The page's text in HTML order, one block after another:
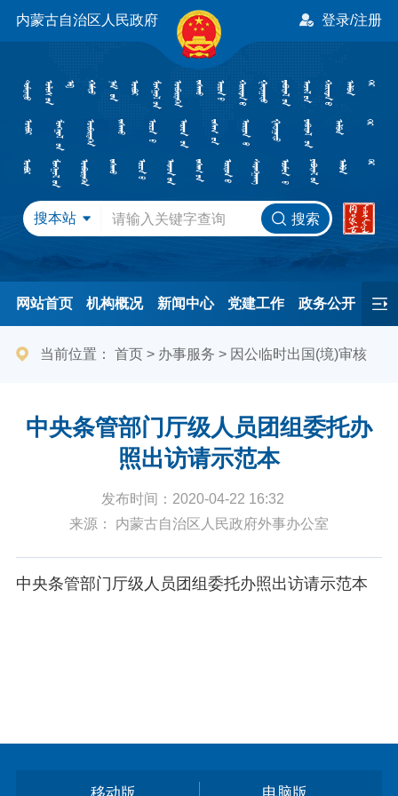
内蒙古自治区人民政府 登录/注册
搜本站 搜索
网站首页 机构概况 新闻中心 党建工作 政务公开
办事服务 民间友好 港澳事务 互动交流 专题专栏
当前位置： 首页> 办事服务 > 因公临时出国(境)审核
中央条管部门厅级人员团组委托办
照出访请示范本
发布时间：2020-04-22 16:32
来源： 内蒙古自治区人民政府外事办公室
中央条管部门厅级人员团组委托办照出访请示范本